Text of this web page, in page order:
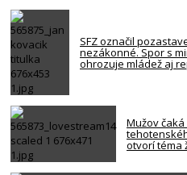
SFZ označil
nezákonné. Spor s
ohrozuje mládež aj
Mužov
otvorí téma